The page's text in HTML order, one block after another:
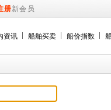
册新会员
资讯 船舶买卖 船价指数